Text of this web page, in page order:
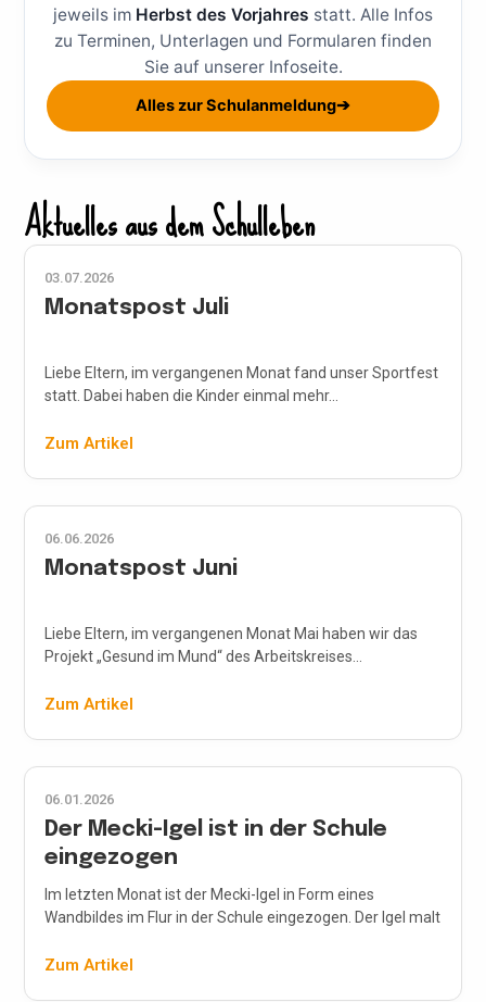
jeweils im Herbst des Vorjahres statt. Alle Infos
zu Terminen, Unterlagen und Formularen finden
Sie auf unserer Infoseite.
Alles zur Schulanmeldung➔
Aktuelles aus dem Schulleben
03.07.2026
Monatspost Juli
Liebe Eltern, im vergangenen Monat fand unser Sportfest
statt. Dabei haben die Kinder einmal mehr...
Zum Artikel
06.06.2026
Monatspost Juni
Liebe Eltern, im vergangenen Monat Mai haben wir das
Projekt „Gesund im Mund“ des Arbeitskreises...
Zum Artikel
06.01.2026
Der Mecki-Igel ist in der Schule
eingezogen
Im letzten Monat ist der Mecki-Igel in Form eines
Wandbildes im Flur in der Schule eingezogen. Der Igel malt
Wochen die Fotowand […]
Zum Artikel